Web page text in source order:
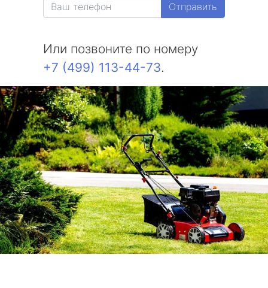
Отправить
Или позвоните по номеру
+7 (499) 113-44-73.